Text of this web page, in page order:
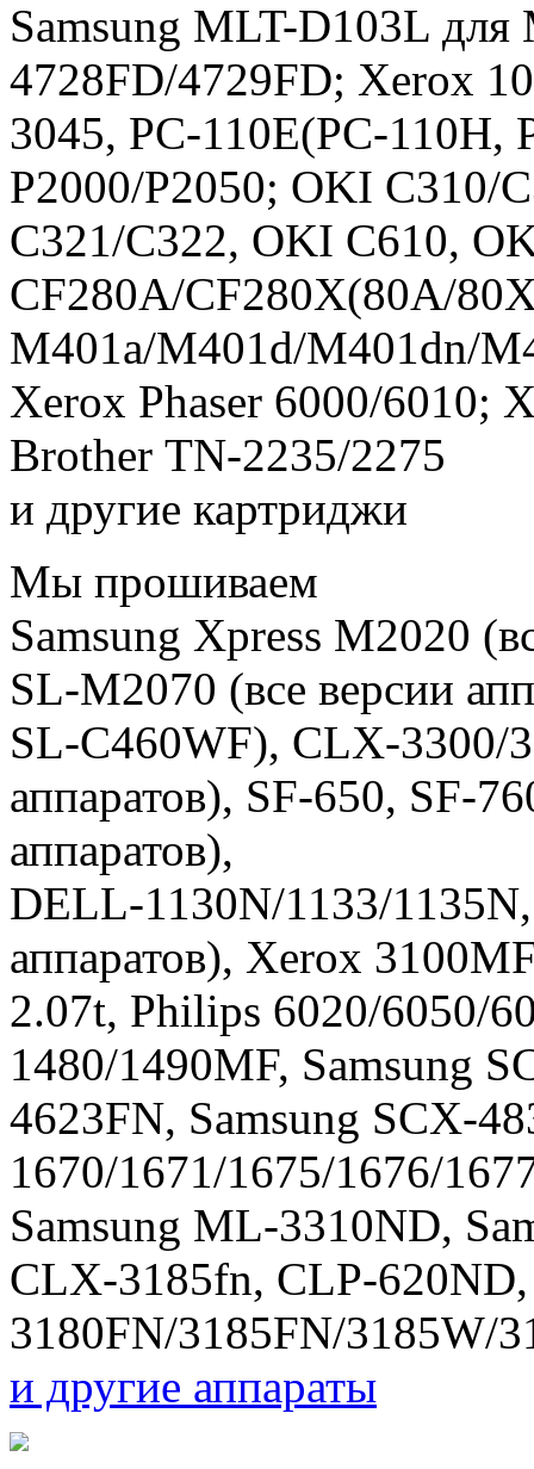
Samsung MLT-D103L
4728FD/4729FD; Xerox
3045, PC-110E(PC-110H,
P2000/P2050; OKI C310/
C321/C322, OKI C610,
CF280A/CF280X(80A/
M401a/M401d/M401dn/
Xerox Phaser 6000/6010;
Brother TN-2235/2275
и другие картриджи
Мы прошиваем
Samsung Xpress M2020
SL-M2070 (все версии
SL-C460WF), CLX-3300/
аппаратов), SF-650, SF-
аппаратов),
DELL-1130N/1133/
аппаратов), Xerox
2.07t, Philips 6020/6050/
1480/1490MF, Samsung
4623FN, Samsung SCX-
1670/1671/1675/1676/
Samsung ML-3310ND,
CLX-3185fn, CLP-
3180FN/3185FN/3185W/
и другие аппараты